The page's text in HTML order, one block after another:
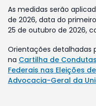
As medidas serão
de 2026, data do
25 de outubro de 2026,
Orientações detalhadas
na Cartilha de
Federais nas Eleições
Advocacia-Geral da